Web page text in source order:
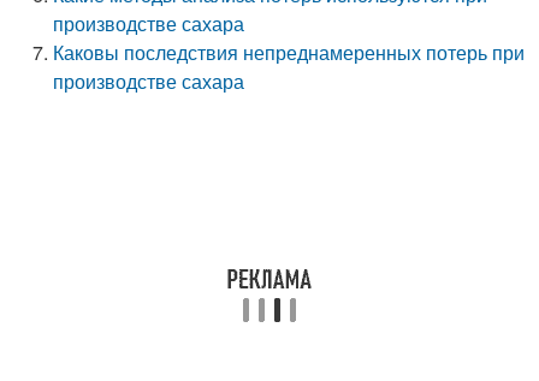
производстве сахара
Каковы последствия непреднамеренных потерь при
производстве сахара